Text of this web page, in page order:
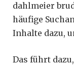
dahlmeier
häufige
Inhalte dazu,
Das führt